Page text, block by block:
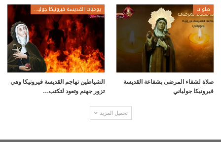
صلوات
صلاة لشفاء المرضى بشفاعة القديسة
فيرونيكا جولياني
يوميات القديسة فيرونيكا جولياني
الشياطين تهاجم القديسة فيرونيكا وهي
تزور جهنم وتعود لتكتب…
تحميل المزيد